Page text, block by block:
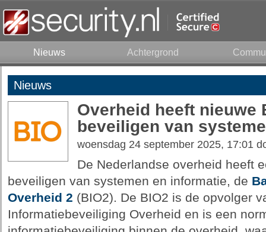
Nieuws Achtergrond
Nieuws
Overheid heeft nieuwe
beveiligen van
woensdag 24 september 2025, 17:01
De Nederlandse overheid heeft
beveiligen van systemen en informatie, de
Overheid 2 (BIO2). De BIO2 is de opvolger
Informatiebeveiliging Overheid en is een